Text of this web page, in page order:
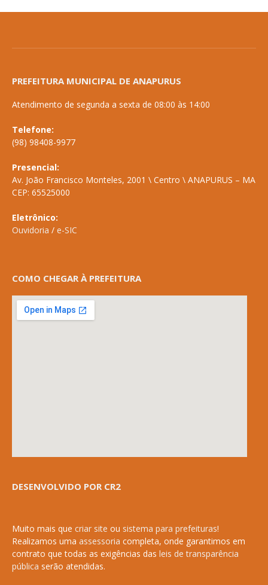
PREFEITURA MUNICIPAL DE ANAPURUS
Atendimento de segunda a sexta de 08:00 às 14:00
Telefone:
(98) 98408-9977
Presencial:
Av. João Francisco Monteles, 2001 \ Centro \ ANAPURUS – MA
CEP: 65525000
Eletrônico:
Ouvidoria / e-SIC
COMO CHEGAR À PREFEITURA
DESENVOLVIDO POR CR2
Muito mais que criar site ou sistema para prefeituras!
Realizamos uma assessoria completa, onde garantimos em
contrato que todas as exigências das leis de transparência
pública serão atendidas.